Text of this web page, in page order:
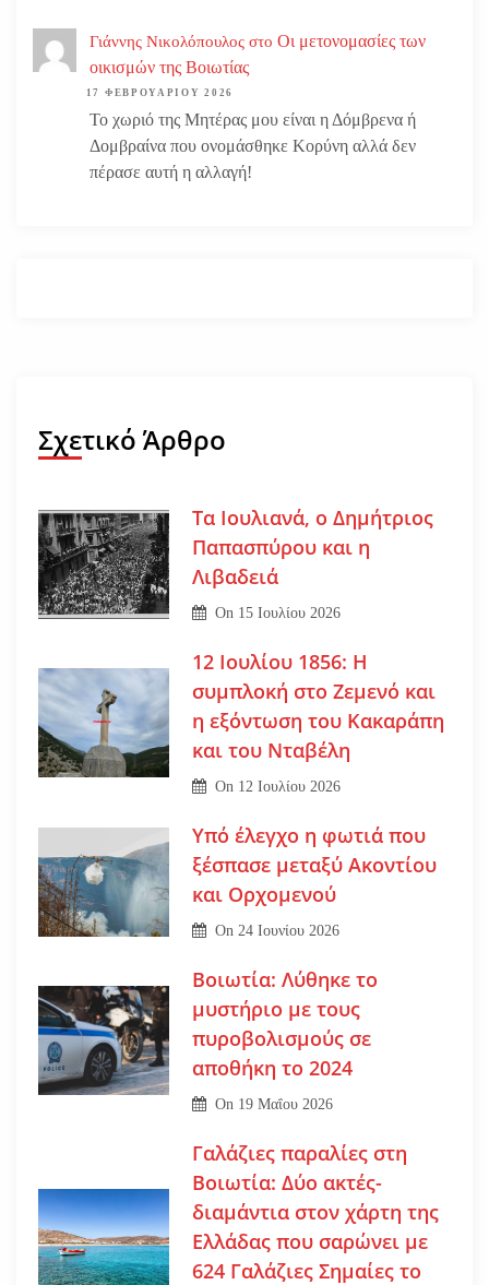
Γιάννης Νικολόπουλος στο Οι μετονομασίες των
οικισμών της Βοιωτίας
17 ΦΕΒΡΟΥΑΡΊΟΥ 2026
Το χωριό της Μητέρας μου είναι η Δόμβρενα ή
Δομβραίνα που ονομάσθηκε Κορύνη αλλά δεν
πέρασε αυτή η αλλαγή!
Σχετικό Άρθρο
Τα Ιουλιανά, ο Δημήτριος
Παπασπύρου και η
Λιβαδειά
On 15 Ιουλίου 2026
12 Ιουλίου 1856: Η
συμπλοκή στο Ζεμενό και
η εξόντωση του Κακαράπη
και του Νταβέλη
On 12 Ιουλίου 2026
Υπό έλεγχο η φωτιά που
ξέσπασε μεταξύ Ακοντίου
και Ορχομενού
On 24 Ιουνίου 2026
Βοιωτία: Λύθηκε το
μυστήριο με τους
πυροβολισμούς σε
αποθήκη το 2024
On 19 Μαΐου 2026
Γαλάζιες παραλίες στη
Βοιωτία: Δύο ακτές-
διαμάντια στον χάρτη της
Ελλάδας που σαρώνει με
624 Γαλάζιες Σημαίες το